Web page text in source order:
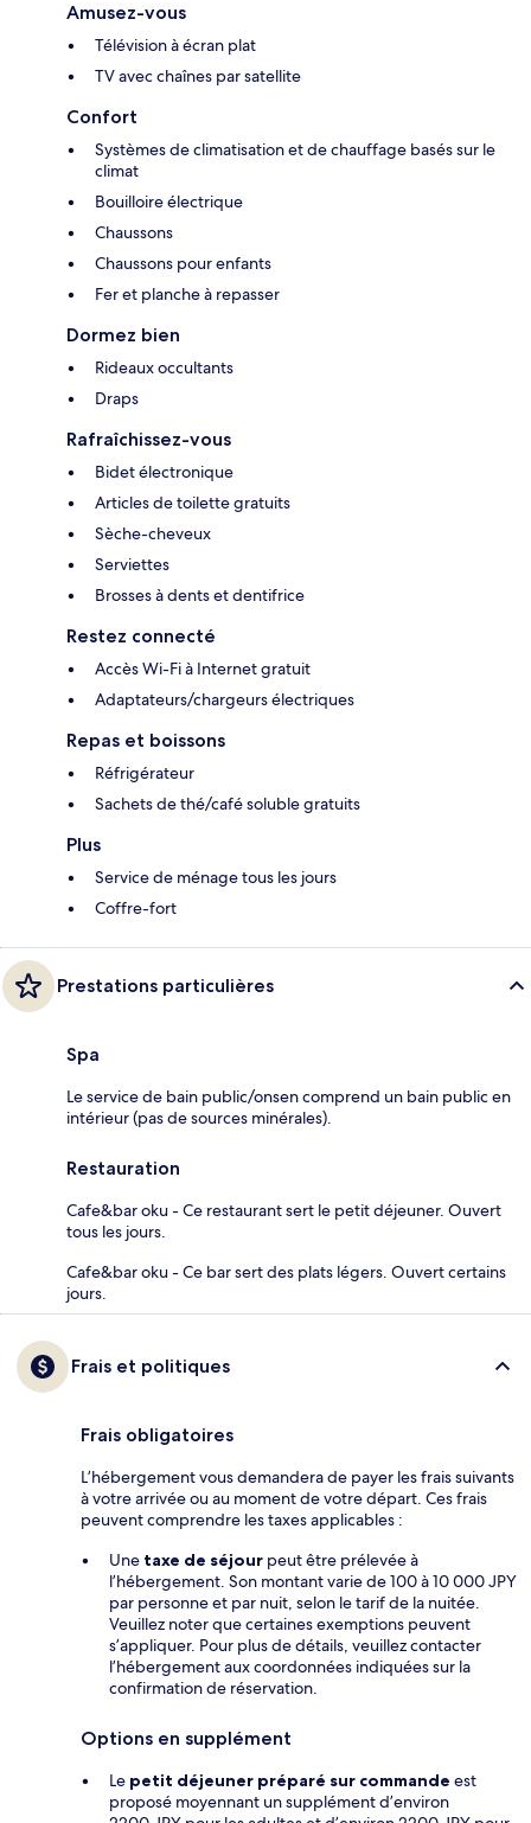
Amusez-vous
Télévision à écran plat
TV avec chaînes par satellite
Confort
Systèmes de climatisation et de chauffage basés sur le
climat
Bouilloire électrique
Chaussons
Chaussons pour enfants
Fer et planche à repasser
Dormez bien
Rideaux occultants
Draps
Rafraîchissez-vous
Bidet électronique
Articles de toilette gratuits
Sèche-cheveux
Serviettes
Brosses à dents et dentifrice
Restez connecté
Accès Wi-Fi à Internet gratuit
Adaptateurs/chargeurs électriques
Repas et boissons
Réfrigérateur
Sachets de thé/café soluble gratuits
Plus
Service de ménage tous les jours
Coffre-fort
Prestations particulières
Spa
Le service de bain public/onsen comprend un bain public en
intérieur (pas de sources minérales).
Restauration
Cafe&bar oku - Ce restaurant sert le petit déjeuner. Ouvert
tous les jours.
Cafe&bar oku - Ce bar sert des plats légers. Ouvert certains
jours.
Frais et politiques
Frais obligatoires
L’hébergement vous demandera de payer les frais suivants
à votre arrivée ou au moment de votre départ. Ces frais
peuvent comprendre les taxes applicables :
Une taxe de séjour peut être prélevée à
l’hébergement. Son montant varie de 100 à 10 000 JPY
par personne et par nuit, selon le tarif de la nuitée.
Veuillez noter que certaines exemptions peuvent
s’appliquer. Pour plus de détails, veuillez contacter
l’hébergement aux coordonnées indiquées sur la
confirmation de réservation.
Options en supplément
Le petit déjeuner préparé sur commande est
proposé moyennant un supplément d’environ